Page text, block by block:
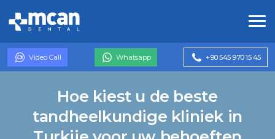
Video Call Whatsapp +90 545 970 15 45
Hoe kiest u de beste
tandheelkundige kliniek in